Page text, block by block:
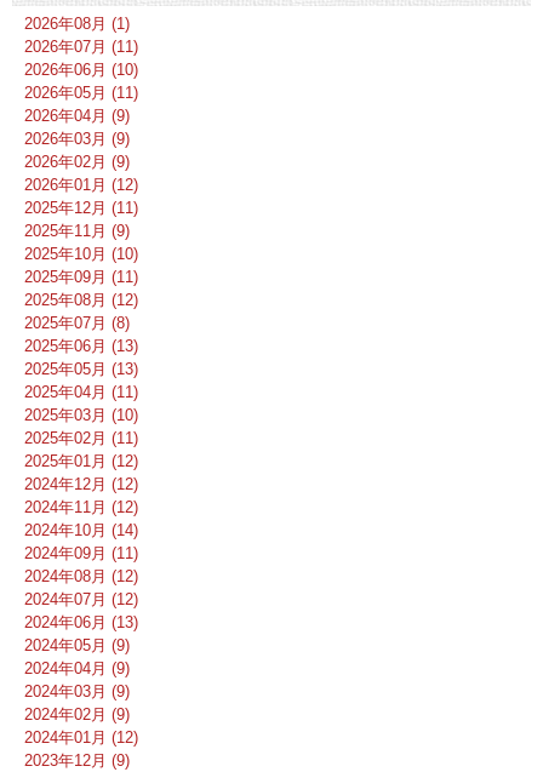
2026年08月 (1)
2026年07月 (11)
2026年06月 (10)
2026年05月 (11)
2026年04月 (9)
2026年03月 (9)
2026年02月 (9)
2026年01月 (12)
2025年12月 (11)
2025年11月 (9)
2025年10月 (10)
2025年09月 (11)
2025年08月 (12)
2025年07月 (8)
2025年06月 (13)
2025年05月 (13)
2025年04月 (11)
2025年03月 (10)
2025年02月 (11)
2025年01月 (12)
2024年12月 (12)
2024年11月 (12)
2024年10月 (14)
2024年09月 (11)
2024年08月 (12)
2024年07月 (12)
2024年06月 (13)
2024年05月 (9)
2024年04月 (9)
2024年03月 (9)
2024年02月 (9)
2024年01月 (12)
2023年12月 (9)